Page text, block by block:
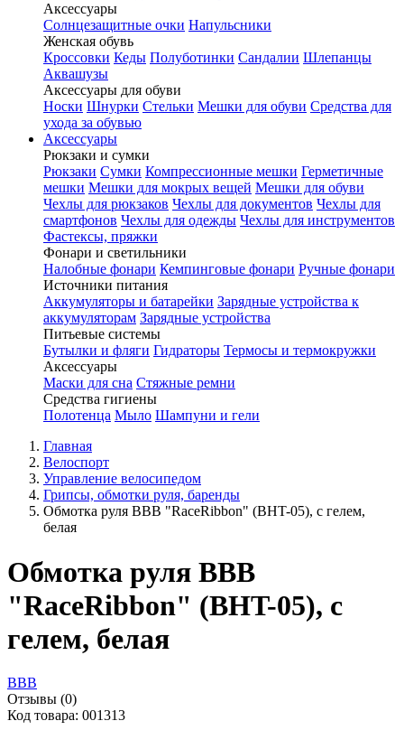
Аксессуары
Солнцезащитные очки Напульсники
Женская обувь
Кроссовки Кеды Полуботинки Сандалии Шлепанцы
Аквашузы
Аксессуары для обуви
Носки Шнурки Стельки Мешки для обуви Средства для
ухода за обувью
Аксессуары
Рюкзаки и сумки
Рюкзаки Сумки Компрессионные мешки Герметичные
мешки Мешки для мокрых вещей Мешки для обуви
Чехлы для рюкзаков Чехлы для документов Чехлы для
смартфонов Чехлы для одежды Чехлы для инструментов
Фастексы, пряжки
Фонари и светильники
Налобные фонари Кемпинговые фонари Ручные фонари
Источники питания
Аккумуляторы и батарейки Зарядные устройства к
аккумуляторам Зарядные устройства
Питьевые системы
Бутылки и фляги Гидраторы Термосы и термокружки
Аксессуары
Маски для сна Стяжные ремни
Средства гигиены
Полотенца Мыло Шампуни и гели
Главная
Велоспорт
Управление велосипедом
Грипсы, обмотки руля, баренды
Обмотка руля BBB "RaceRibbon" (BHT-05), с гелем,
белая
Обмотка руля BBB
"RaceRibbon" (BHT-05), с
гелем, белая
BBB
Отзывы (0)
Код товара: 001313